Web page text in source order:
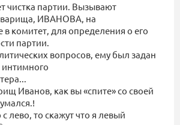
чистка партии. Вызывают
ИВАНОВА, на
в комитет, для определения о его
партии.
вопросов, ему был задан
интимного
Иванов, как вы «спите» со своей
лево, то скажут что я левый